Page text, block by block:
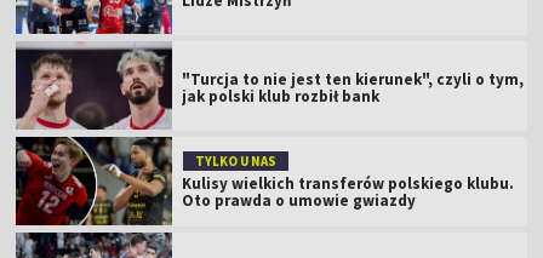
"Turcja to nie jest ten kierunek", czyli o tym,
jak polski klub rozbił bank
TYLKO U NAS
Kulisy wielkich transferów polskiego klubu.
Oto prawda o umowie gwiazdy